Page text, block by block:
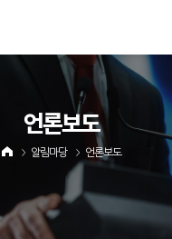
언론보도
알림마당 언론보도